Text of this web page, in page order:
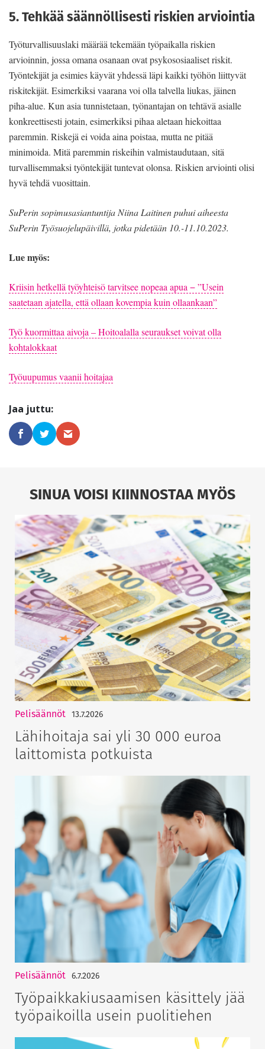
5. Tehkää säännöllisesti riskien arviointia
Työturvallisuuslaki määrää tekemään työpaikalla riskien
arvioinnin, jossa omana osanaan ovat psykososiaaliset riskit.
Työntekijät ja esimies käyvät yhdessä läpi kaikki työhön liittyvät
riskitekijät. Esimerkiksi vaarana voi olla talvella liukas, jäinen
piha-alue. Kun asia tunnistetaan, työnantajan on tehtävä asialle
konkreettisesti jotain, esimerkiksi pihaa aletaan hiekoittaa
paremmin. Riskejä ei voida aina poistaa, mutta ne pitää
minimoida. Mitä paremmin riskeihin valmistaudutaan, sitä
turvallisemmaksi työntekijät tuntevat olonsa. Riskien arviointi olisi
hyvä tehdä vuosittain.
SuPerin sopimusasiantuntija Niina Laitinen puhui aiheesta
SuPerin Työsuojelupäivillä, jotka pidetään 10.-11.10.2023.
Lue myös:
Kriisin hetkellä työyhteisö tarvitsee nopeaa apua − ”Usein
saatetaan ajatella, että ollaan kovempia kuin ollaankaan”
Työ kuormittaa aivoja – Hoitoalalla seuraukset voivat olla
kohtalokkaat
Työuupumus vaanii hoitajaa
SINUA VOISI KIINNOSTAA MYÖS
Pelisäännöt 13.7.2026
Lähihoitaja sai yli 30 000 euroa
laittomista potkuista
Pelisäännöt 6.7.2026
Työpaikkakiusaamisen käsittely jää
työpaikoilla usein puolitiehen